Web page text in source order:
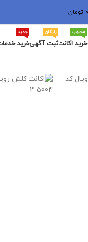
0 تومان
خرید اکانت
محبوب
ثبت آگهی
رایگان
خرید
جدید